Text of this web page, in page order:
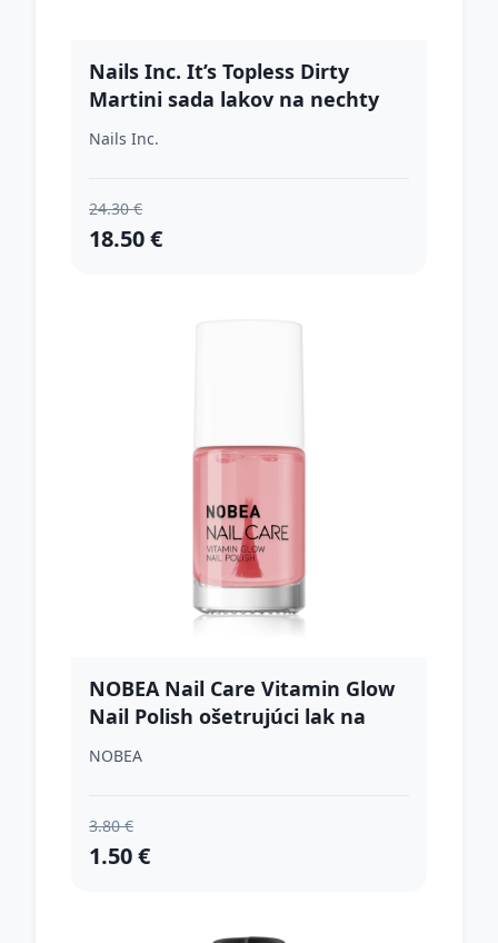
Nails Inc. It’s Topless Dirty
Martini sada lakov na nechty
Nails Inc.
24.30 €
18.50 €
NOBEA Nail Care Vitamin Glow
Nail Polish ošetrujúci lak na
nechty 6 ml
NOBEA
3.80 €
1.50 €